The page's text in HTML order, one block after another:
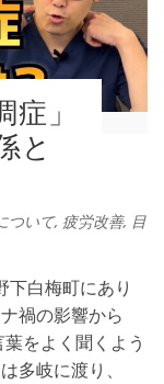
」
と
ついて, 疲労改善, 目
白梅町にあり
禍の影響から
をよく聞くよう
多岐に渡り、